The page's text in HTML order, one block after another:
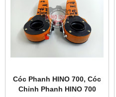
Cóc Phanh HINO 700, Cóc
Chỉnh Phanh HINO 700